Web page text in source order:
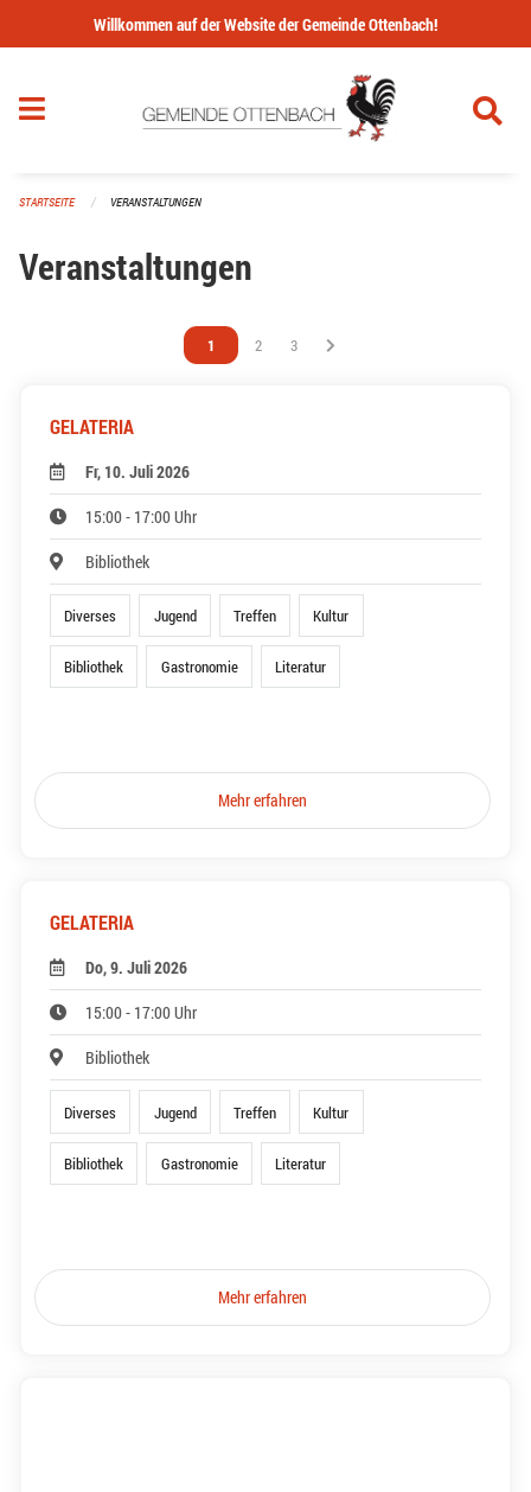
Navigation überspringen
Willkommen auf der Website der Gemeinde Ottenbach!
STARTSEITE VERANSTALTUNGEN
Veranstaltungen
Vous êtes sur la page
1 Vous êtes sur la page
2 Vous êtes sur la page
3
GELATERIA
Fr, 10. Juli 2026
15:00 - 17:00 Uhr
Bibliothek
Diverses Jugend Treffen Kultur
Bibliothek Gastronomie Literatur
Mehr erfahren
GELATERIA
Do, 9. Juli 2026
15:00 - 17:00 Uhr
Bibliothek
Diverses Jugend Treffen Kultur
Bibliothek Gastronomie Literatur
Mehr erfahren